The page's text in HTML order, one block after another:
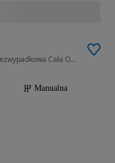
1398 cm3 • 100 KM • 2012r 1.4b 101KM Bezwypadkowa Cała Oryginalna z Niemiec
Manualna